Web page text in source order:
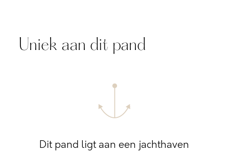
Uniek aan dit pand
Dit pand ligt aan een jachthaven